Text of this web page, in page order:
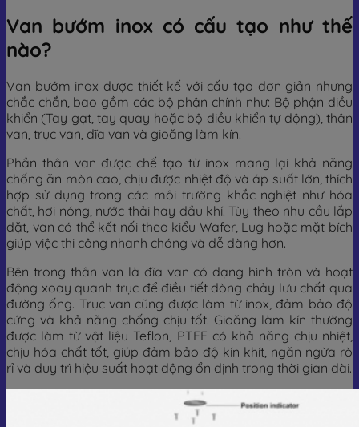
Van bướm inox có cấu tạo như thế
nào?
Van bướm inox được thiết kế với cấu tạo đơn giản nhưng
chắc chắn, bao gồm các bộ phận chính như: Bộ phận điều
khiển (Tay gạt, tay quay hoặc bộ điều khiển tự động), thân
van, trục van, đĩa van và gioăng làm kín.
Phần thân van được chế tạo từ inox mang lại khả năng
chống ăn mòn cao, chịu được nhiệt độ và áp suất lớn, thích
hợp sử dụng trong các môi trường khắc nghiệt như hóa
chất, hơi nóng, nước thải hay dầu khí. Tùy theo nhu cầu lắp
đặt, van có thể kết nối theo kiểu Wafer, Lug hoặc mặt bích
giúp việc thi công nhanh chóng và dễ dàng hơn.
Bên trong thân van là đĩa van có dạng hình tròn và hoạt
động xoay quanh trục để điều tiết dòng chảy lưu chất qua
đường ống. Trục van cũng được làm từ inox, đảm bảo độ
cứng và khả năng chống chịu tốt. Gioăng làm kín thường
được làm từ vật liệu Teflon, PTFE có khả năng chịu nhiệt,
chịu hóa chất tốt, giúp đảm bảo độ kín khít, ngăn ngừa rò
rỉ và duy trì hiệu suất hoạt động ổn định trong thời gian dài.